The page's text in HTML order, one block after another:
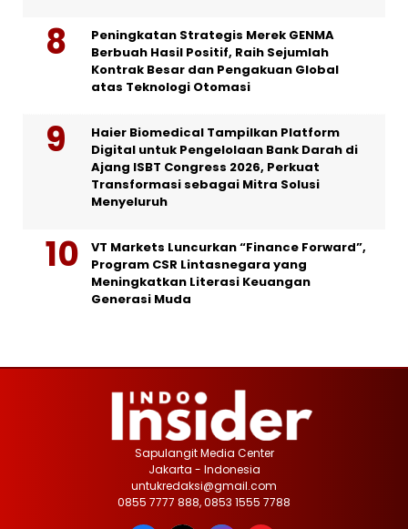
Peningkatan Strategis Merek GENMA
Berbuah Hasil Positif, Raih Sejumlah
Kontrak Besar dan Pengakuan Global
atas Teknologi Otomasi
Haier Biomedical Tampilkan Platform
Digital untuk Pengelolaan Bank Darah di
Ajang ISBT Congress 2026, Perkuat
Transformasi sebagai Mitra Solusi
Menyeluruh
VT Markets Luncurkan “Finance Forward”,
Program CSR Lintasnegara yang
Meningkatkan Literasi Keuangan
Generasi Muda
Sapulangit Media Center
Jakarta - Indonesia
untukredaksi@gmail.com
0855 7777 888, 0853 1555 7788